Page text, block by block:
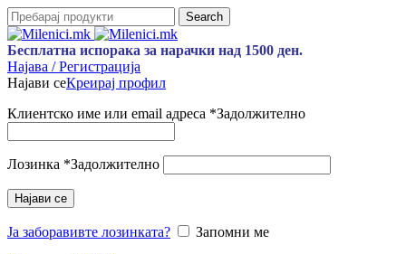
Search
Бесплатна испорака за нарачки над 1500 ден.
Најава / Регистрација
Најави сеКреирај профил
Клиентско име или email адреса *Задолжително
Лозинка *Задолжително
Најави се
Ја заборавивте лозинката?
Запомни ме